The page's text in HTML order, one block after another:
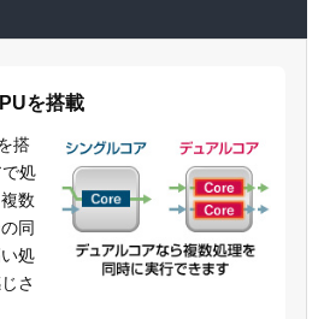
を搭載
搭
処
数
同
処
さ